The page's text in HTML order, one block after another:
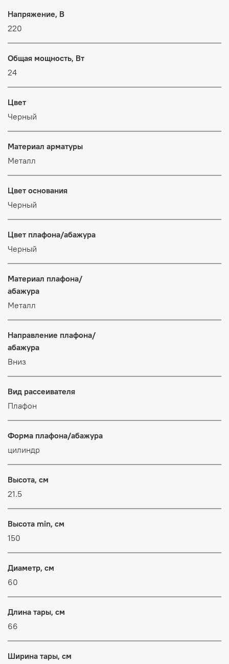
Напряжение, В
220
Общая мощность, Вт
24
Цвет
Черный
Материал арматуры
Металл
Цвет основания
Черный
Цвет плафона/абажура
Черный
Материал плафона/
абажура
Металл
Направление плафона/
абажура
Вниз
Вид рассеивателя
Плафон
Форма плафона/абажура
цилиндр
Высота, см
21.5
Высота min, см
150
Диаметр, см
60
Длина тары, см
66
Ширина тары, см